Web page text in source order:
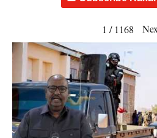
1 / 1168